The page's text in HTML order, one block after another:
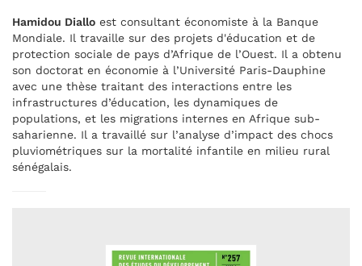
Hamidou Diallo est consultant économiste à la Banque
Mondiale. Il travaille sur des projets d'éducation et de
protection sociale de pays d’Afrique de l’Ouest. Il a obtenu
son doctorat en économie à l’Université Paris-Dauphine
avec une thèse traitant des interactions entre les
infrastructures d’éducation, les dynamiques de
populations, et les migrations internes en Afrique sub-
saharienne. Il a travaillé sur l’analyse d’impact des chocs
pluviométriques sur la mortalité infantile en milieu rural
sénégalais.